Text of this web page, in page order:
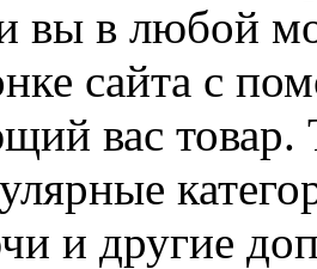
вы в любой
сайта с
вас
и другие